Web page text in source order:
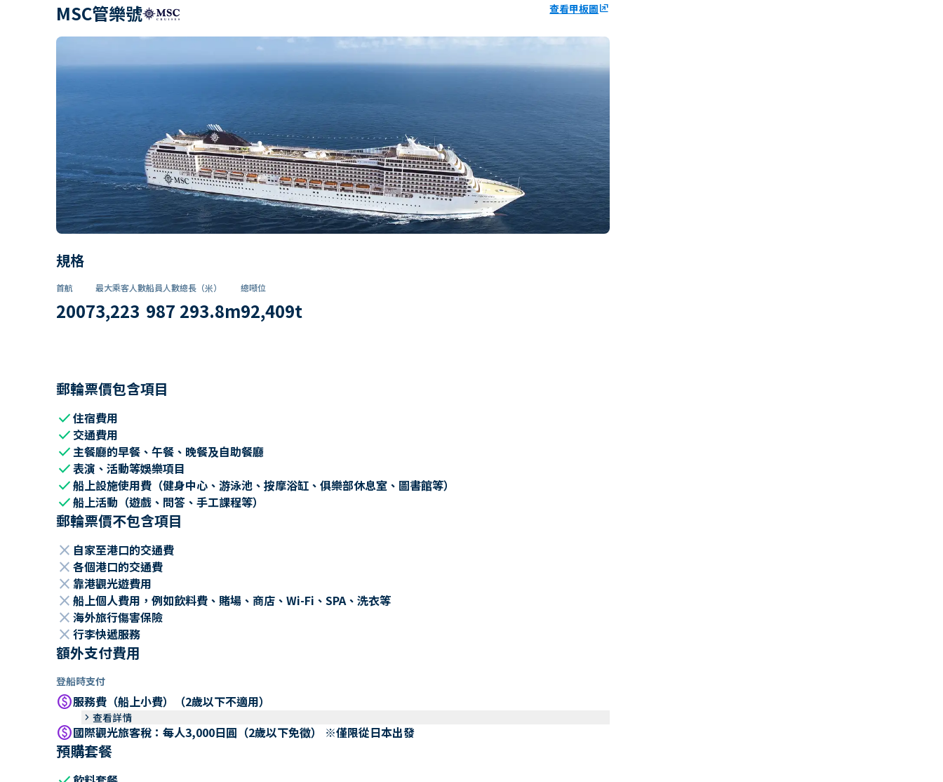
MSC管樂號 查看甲板圖ungroup
規格
首航
2007
最大乘客人數
3,223
船員人數
987
總長（米）
293.8m
總噸位
92,409t
郵輪票價包含項目
check住宿費用
check 交通費用
check主餐廳的早餐、午餐、晚餐及自助餐廳
check表演、活動等娛樂項目
check船上設施使用費（健身中心、游泳池、按摩浴缸、俱樂部休息室、圖書館等）
check船上活動（遊戲、問答、手工課程等）
郵輪票價不包含項目
close 自家至港口的交通費
close 各個港口的交通費
close 靠港觀光遊費用
close 船上個人費用，例如飲料費、賭場、商店、Wi-Fi、SPA、洗衣等
close 海外旅行傷害保險
close 行李快遞服務
額外支付費用
登船時支付
paid服務費（船上小費）（2歲以下不適用）
keyboard_arrow_right 查看詳情
paid國際觀光旅客稅：每人3,000日圓（2歲以下免徵） ※僅限從日本出發
預購套餐